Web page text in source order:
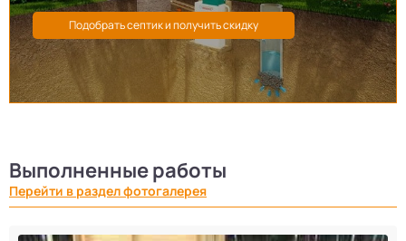
Выполненные работы
Перейти в раздел фотогалерея